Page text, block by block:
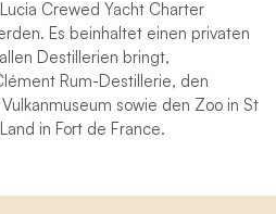
Crewed Yacht Charter
Es beinhaltet einen privaten
Destillerien bringt,
Rum-Destillerie, den
sowie den Zoo in St
in Fort de France.